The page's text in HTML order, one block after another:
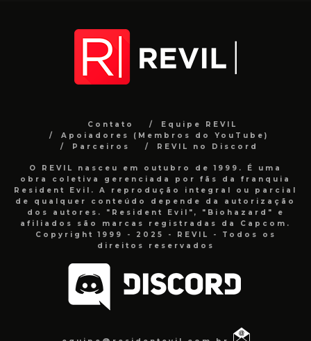
Contato
Equipe REVIL
Apoiadores (Membros do YouTube)
Parceiros
REVIL no Discord
O REVIL nasceu em outubro de 1999. É uma
obra coletiva gerenciada por fãs da franquia
Resident Evil. A reprodução integral ou parcial
de qualquer conteúdo depende da autorização
dos autores. "Resident Evil", "Biohazard" e
afiliados são marcas registradas da Capcom.
Copyright 1999 - 2025 - REVIL - Todos os
direitos reservados